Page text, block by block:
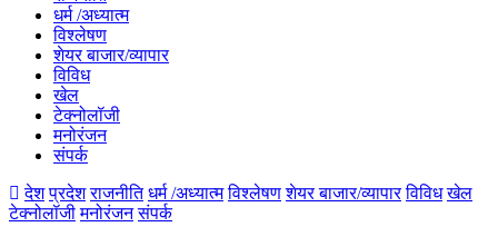
धर्म /अध्यात्म
विश्लेषण
शेयर बाजार/व्यापार
विविध
खेल
टेक्नोलॉजी
मनोरंजन
संपर्क
देश प्रदेश राजनीति धर्म /अध्यात्म विश्लेषण शेयर बाजार/व्यापार विविध खेल
टेक्नोलॉजी मनोरंजन संपर्क